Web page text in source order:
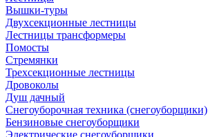
Вышки-туры
Двухсекционные лестницы
Лестницы трансформеры
Помосты
Стремянки
Трехсекционные лестницы
Дровоколы
Душ дачный
Снегоуборочная техника (снегоуборщики)
Бензиновые снегоуборщики
Электрические снегоуборщики